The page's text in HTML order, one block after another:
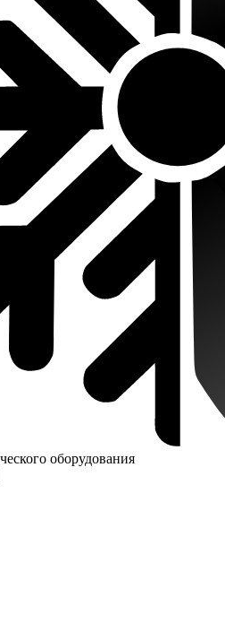
оборудования